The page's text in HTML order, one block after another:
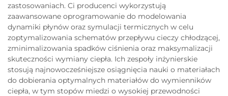
zastosowaniach. Ci producenci wykorzystują
zaawansowane oprogramowanie do modelowania
dynamiki płynów oraz symulacji termicznych w celu
zoptymalizowania schematów przepływu cieczy chłodzącej,
zminimalizowania spadków ciśnienia oraz maksymalizacji
skuteczności wymiany ciepła. Ich zespoły inżynierskie
stosują najnowocześniejsze osiągnięcia nauki o materiałach
do dobierania optymalnych materiałów do wymienników
ciepła, w tym stopów miedzi o wysokiej przewodności